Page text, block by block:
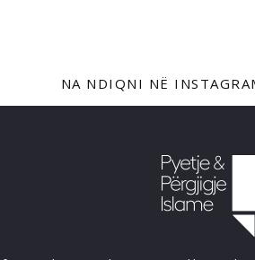
NA NDIQNI NË